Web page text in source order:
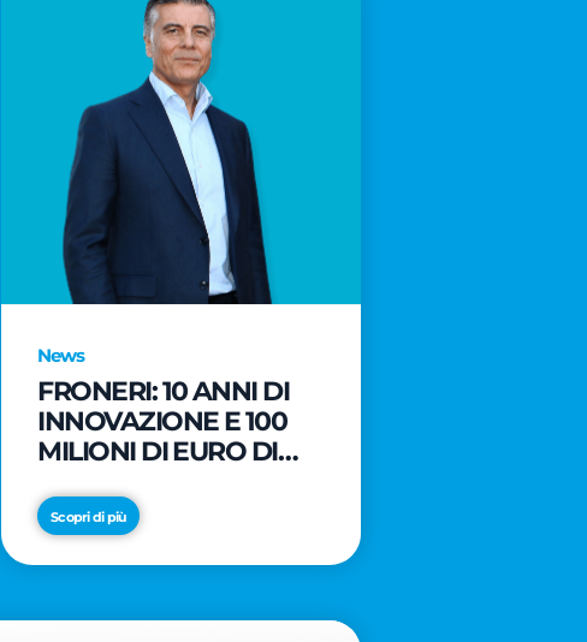
News
FRONERI: 10 ANNI DI
INNOVAZIONE E 100
MILIONI DI EURO DI
PER LO SVILUPPO DEL
MERCATO ITALIANO
DEL GELATO
Scopri di più